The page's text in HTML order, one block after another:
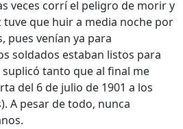
veces corrí el peligro de morir y
tuve que huir a media noche por
pues venían ya para
soldados estaban listos para
tanto que al final me
del 6 de julio de 1901 a los
A pesar de todo, nunca